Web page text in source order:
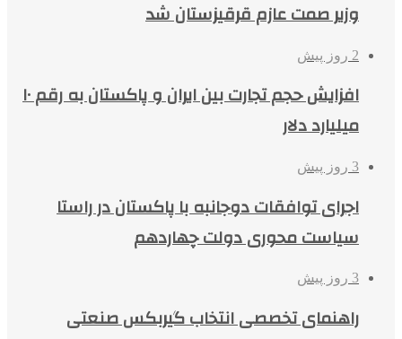
وزیر صمت عازم قرقیزستان شد
2 روز پیش
افزایش حجم تجارت بین ایران و پاکستان به رقم ۱۰
میلیارد دلار
3 روز پیش
اجرای توافقات دوجانبه با پاکستان در راستا
سیاست محوری دولت چهاردهم
3 روز پیش
راهنمای تخصصی انتخاب گیربکس صنعتی